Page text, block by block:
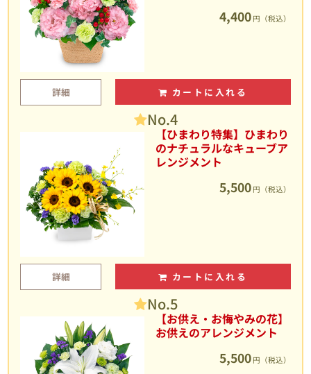
4,400 円（税込）
詳細 カートに入れる
No.4
【ひまわり特集】ひまわり
のナチュラルなキューブア
レンジメント
5,500 円（税込）
詳細 カートに入れる
No.5
【お供え・お悔やみの花】
お供えのアレンジメント
5,500 円（税込）